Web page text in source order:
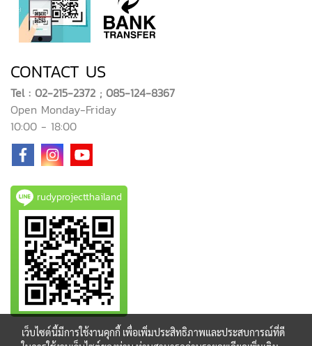
CONTACT US
Tel : 02-215-2372 ; 085-124-8367
Open Monday-Friday
10:00 - 18:00
rudyprojectthailand
เว็บไซต์นี้มีการใช้งานคุกกี้ เพื่อเพิ่มประสิทธิภาพและประสบการณ์ที่ดี